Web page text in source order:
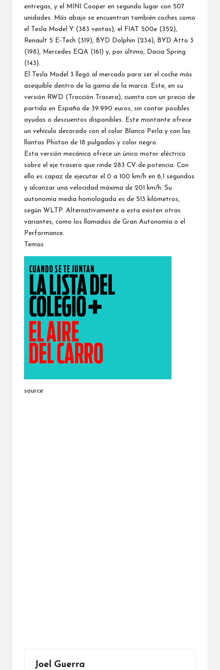
entregas, y el MINI Cooper en segundo lugar con 507
unidades. Más abajo se encuentran también coches como
el Tesla Model Y (383 ventas), el FIAT 500e (352),
Renault 5 E-Tech (319), BYD Dolphin (234), BYD Atto 3
(198), Mercedes EQA (161) y, por último, Dacia Spring
(143).
El Tesla Model 3 llegó al mercado para ser el coche más
asequible dentro de la gama de la marca. Este, en su
versión RWD (Tracción Trasera), cuenta con un precio de
partida en España de 39.990 euros, sin contar posibles
ayudas o descuentos disponibles. Este montante ofrece
un vehículo decorado con el color Blanco Perla y con las
llantas Photon de 18 pulgadas y color negro.
Esta versión mecánica ofrece un único motor eléctrico
sobre el eje trasero que rinde 283 CV de potencia. Con
ello es capaz de ejecutar el 0 a 100 km/h en 6,1 segundos
y alcanzar una velocidad máxima de 201 km/h. Su
autonomía media homologada es de 513 kilómetros,
según WLTP. Alternativamente a esta existen otras
variantes, como los llamados de Gran Autonomía o el
Performance.
Temas
source
Joel Guerra